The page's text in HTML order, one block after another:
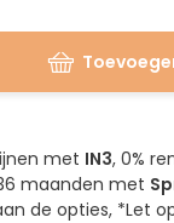
met IN3, 0%
maanden met
de opties, *Let